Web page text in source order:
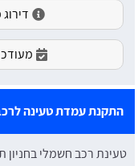
דירוג ממוצע
התקנת עמדת טעינה
טעינת רכב חשמלי בחניון